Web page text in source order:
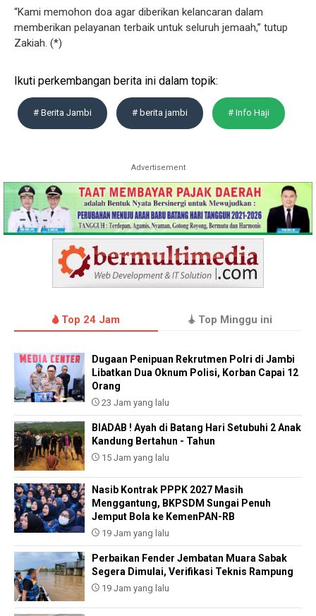
“Kami memohon doa agar diberikan kelancaran dalam
memberikan pelayanan terbaik untuk seluruh jemaah,” tutup
Zakiah. (*)
Ikuti perkembangan berita ini dalam topik:
# Berita Jambi # berita jambi # Info Haji
Advertisement
Top 24 Jam Top Minggu ini
Dugaan Penipuan Rekrutmen Polri di Jambi
Libatkan Dua Oknum Polisi, Korban Capai 12
Orang
23 Jam yang lalu
BIADAB ! Ayah di Batang Hari Setubuhi 2 Anak
Kandung Bertahun - Tahun
15 Jam yang lalu
Nasib Kontrak PPPK 2027 Masih
Menggantung, BKPSDM Sungai Penuh
Jemput Bola ke KemenPAN-RB
19 Jam yang lalu
Perbaikan Fender Jembatan Muara Sabak
Segera Dimulai, Verifikasi Teknis Rampung
19 Jam yang lalu